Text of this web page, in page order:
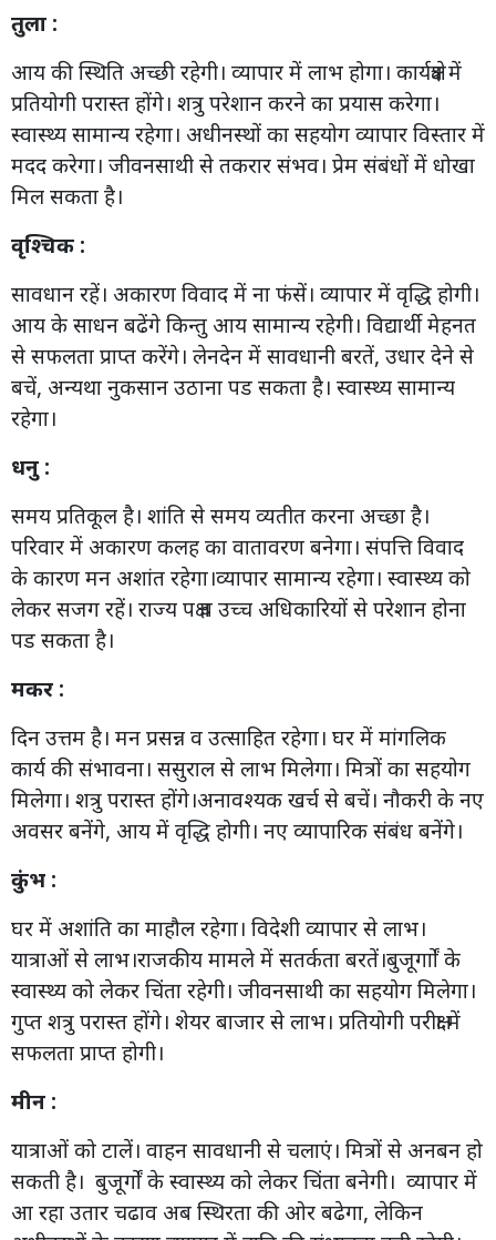
तुला :
आय की स्थिति अच्छी रहेगी। व्यापार में लाभ होगा। कार्यक्षेत्र में
प्रतियोगी परास्त होंगे। शत्रु परेशान करने का प्रयास करेगा।
स्वास्थ्य सामान्य रहेगा। अधीनस्थों का सहयोग व्यापार विस्तार में
मदद करेगा। जीवनसाथी से तकरार संभव। प्रेम संबंधों में धोखा
मिल सकता है।
वृश्चिक :
सावधान रहें। अकारण विवाद में ना फंसें। व्यापार में वृद्धि होगी।
आय के साधन बढेंगे किन्तु आय सामान्य रहेगी। विद्यार्थी मेहनत
से सफलता प्राप्त करेंगे। लेनदेन में सावधानी बरतें, उधार देने से
बचें, अन्यथा नुकसान उठाना पड सकता है। स्वास्थ्य सामान्य
रहेगा।
धनु :
समय प्रतिकूल है। शांति से समय व्यतीत करना अच्छा है।
परिवार में अकारण कलह का वातावरण बनेगा। संपत्ति विवाद
के कारण मन अशांत रहेगा।व्यापार सामान्य रहेगा। स्वास्थ्य को
लेकर सजग रहें। राज्य पक्ष व उच्च अधिकारियों से परेशान होना
पड सकता है।
मकर :
दिन उत्तम है। मन प्रसन्न व उत्साहित रहेगा। घर में मांगलिक
कार्य की संभावना। ससुराल से लाभ मिलेगा। मित्रों का सहयोग
मिलेगा। शत्रु परास्त होंगे।अनावश्यक खर्च से बचें। नौकरी के नए
अवसर बनेंगे, आय में वृद्धि होगी। नए व्यापारिक संबंध बनेंगे।
कुंभ :
घर में अशांति का माहौल रहेगा। विदेशी व्यापार से लाभ।
यात्राओं से लाभ।राजकीय मामले में सतर्कता बरतें।बुजूर्गाों के
स्वास्थ्य को लेकर चिंता रहेगी। जीवनसाथी का सहयोग मिलेगा।
गुप्त शत्रु परास्त होंगे। शेयर बाजार से लाभ। प्रतियोगी परीक्षा में
सफलता प्राप्त होगी।
मीन :
यात्राओं को टालें। वाहन सावधानी से चलाएं। मित्रों से अनबन हो
सकती है। बुजूर्गों के स्वास्थ्य को लेकर चिंता बनेगी। व्यापार में
आ रहा उतार चढाव अब स्थिरता की ओर बढेगा, लेकिन